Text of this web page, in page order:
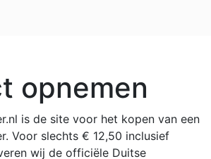
opnemen
is de site voor het kopen van een
Voor slechts € 12,50 inclusief
wij de officiële Duitse